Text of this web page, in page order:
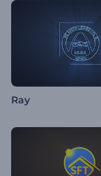
Ray